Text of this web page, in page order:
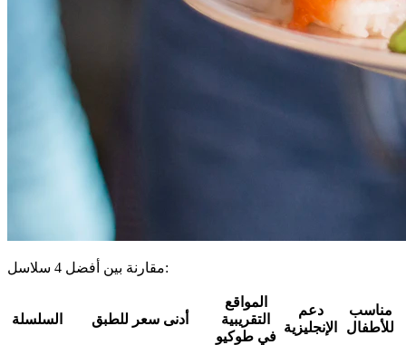
مقارنة بين أفضل 4 سلاسل:
السلسلة أدنى سعر للطبق
المواقع
التقريبية
في طوكيو
دعم
الإنجليزية
مناسب
للأطفال